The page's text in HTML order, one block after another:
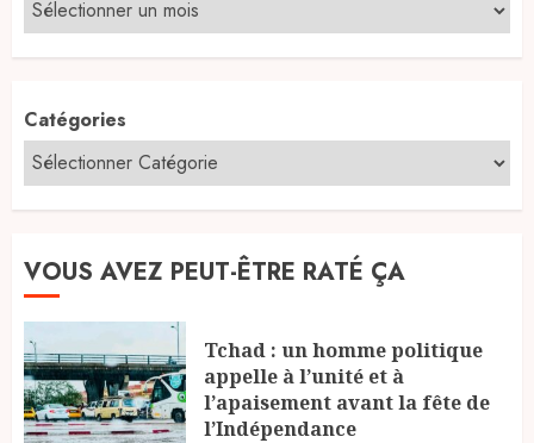
Catégories
VOUS AVEZ PEUT-ÊTRE RATÉ ÇA
Tchad : un homme politique
appelle à l’unité et à
l’apaisement avant la fête de
l’Indépendance